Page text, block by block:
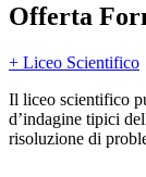
Offerta
+ Liceo Scientifico
Il liceo scientifico
d’indagine tipici
risoluzione di